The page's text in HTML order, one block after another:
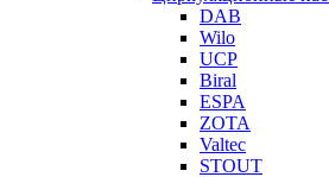
DAB
Wilo
UCP
Biral
ESPA
ZOTA
Valtec
STOUT